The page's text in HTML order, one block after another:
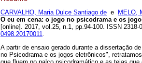
CARVALHO, Maria Dulce Santiago de e MELO,
O eu em cena: o jogo no psicodrama e os
[online]. 2017, vol.25, n.1, pp.94-100. ISSN 2318-
0498.20170011.
A partir de ensaio gerado durante a dissertação
no Psicodrama e os jogos eletrônicos",